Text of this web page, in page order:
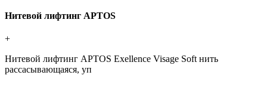
Нитевой лифтинг APTOS
+
Нитевой лифтинг APTOS Exellence Visage Soft нить
рассасывающаяся, уп